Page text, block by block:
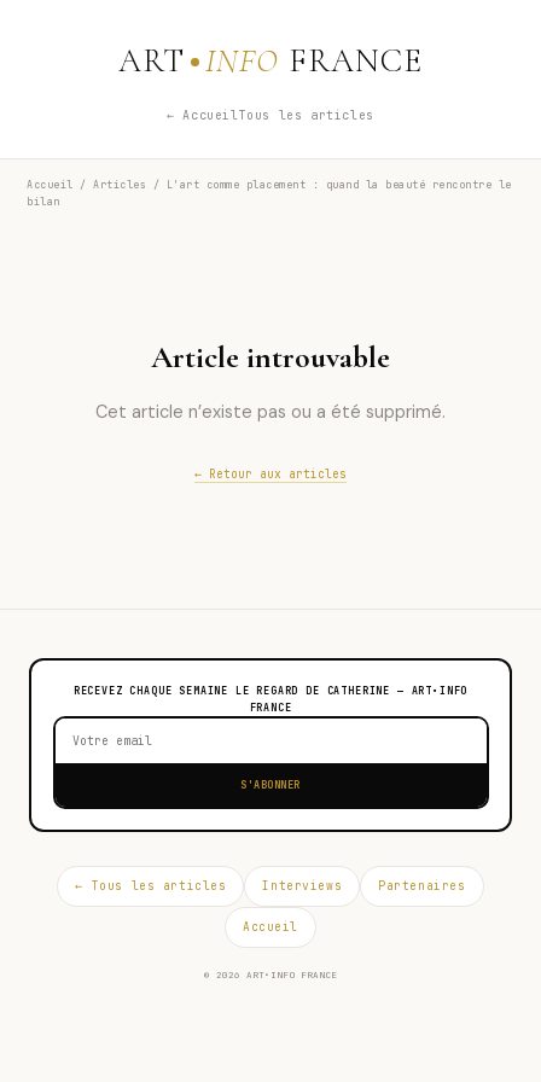
ART INFO FRANCE
← AccueilTous les articles
Accueil /Articles
/ L'art comme placement : quand la beauté rencontre le
bilan
Article introuvable
Cet article n’existe pas ou a été supprimé.
← Retour aux articles
RECEVEZ CHAQUE SEMAINE LE REGARD DE CATHERINE — ART•INFO
FRANCE
S'ABONNER
← Tous les articles Interviews Partenaires
Accueil
© 2026 ART•INFO FRANCE